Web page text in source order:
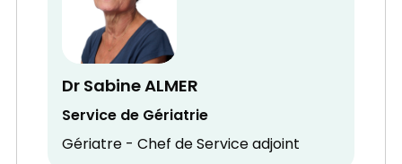
Dr Sabine ALMER
Service de Gériatrie
Gériatre - Chef de Service adjoint